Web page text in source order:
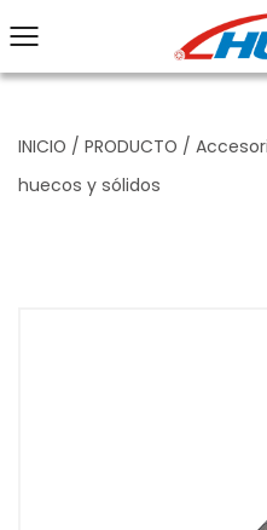
INICIO / PRODUCTO /
huecos y sólidos